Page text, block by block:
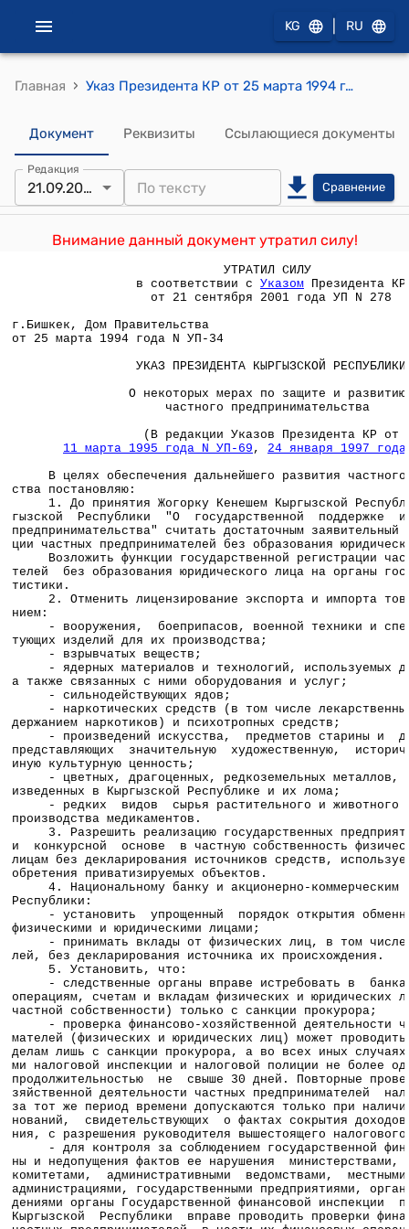
KG RU
Главная › Указ Президента КР от 25 марта 1994 года УП №34 "О некоторых мерах по защите и развитию частного предпринимательства"
Документ Реквизиты Ссылающиеся документы
Редакция
21.09.2001 Сравнение
Внимание данный документ утратил силу!